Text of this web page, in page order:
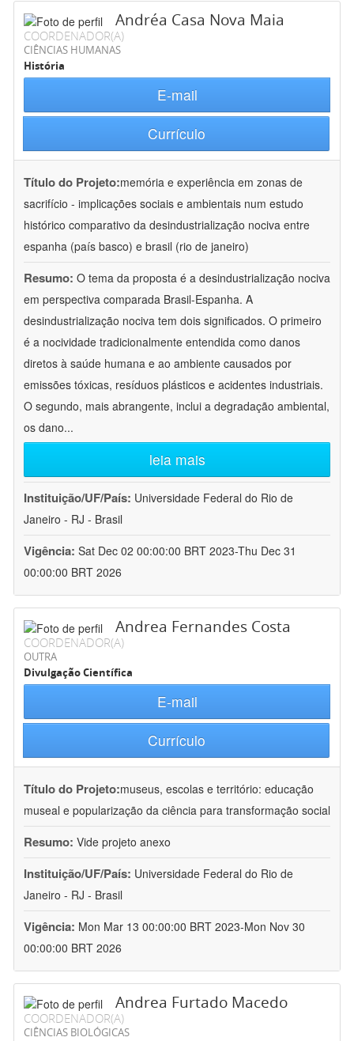
Andréa Casa Nova Maia
COORDENADOR(A)
CIÊNCIAS HUMANAS
História
E-mail
Currículo
Título do Projeto:memória e experiência em zonas de
sacrifício - implicações sociais e ambientais num estudo
histórico comparativo da desindustrialização nociva entre
espanha (país basco) e brasil (rio de janeiro)
Resumo: O tema da proposta é a desindustrialização nociva
em perspectiva comparada Brasil-Espanha. A
desindustrialização nociva tem dois significados. O primeiro
é a nocividade tradicionalmente entendida como danos
diretos à saúde humana e ao ambiente causados por
emissões tóxicas, resíduos plásticos e acidentes industriais.
O segundo, mais abrangente, inclui a degradação ambiental,
os dano...
leia mais
Instituição/UF/País: Universidade Federal do Rio de
Janeiro - RJ - Brasil
Vigência: Sat Dec 02 00:00:00 BRT 2023-Thu Dec 31
00:00:00 BRT 2026
Andrea Fernandes Costa
COORDENADOR(A)
OUTRA
Divulgação Científica
E-mail
Currículo
Título do Projeto:museus, escolas e território: educação
museal e popularização da ciência para transformação social
Resumo: Vide projeto anexo
Instituição/UF/País: Universidade Federal do Rio de
Janeiro - RJ - Brasil
Vigência: Mon Mar 13 00:00:00 BRT 2023-Mon Nov 30
00:00:00 BRT 2026
Andrea Furtado Macedo
COORDENADOR(A)
CIÊNCIAS BIOLÓGICAS